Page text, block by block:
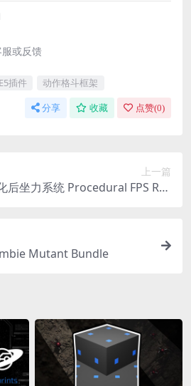
或反馈
插件 动作格斗框架
分享 收藏 点赞(0)
上一篇
后坐力系统 Procedural FPS Rec
Mutant Bundle